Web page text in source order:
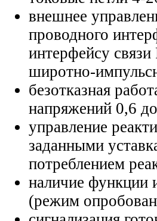
внешнее
проводного
интерфейсу
широтно-
безотказная
напряжений 0,6
управление
заданными
потреблением
наличие функции
(режим